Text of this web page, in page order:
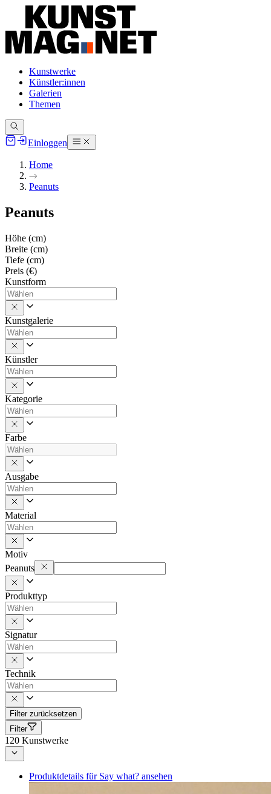
Kunstwerke
Künstler:innen
Galerien
Themen
Einloggen
Home
Peanuts
Peanuts
Höhe (cm)
Breite (cm)
Tiefe (cm)
Preis (€)
Kunstform
Kunstgalerie
Künstler
Kategorie
Farbe
Ausgabe
Material
Motiv
Peanuts
Produkttyp
Signatur
Technik
Filter zurücksetzen
Filter
120 Kunstwerke
Produktdetails für Say what? ansehen